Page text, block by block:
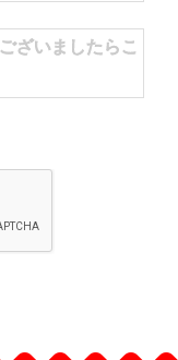
ざいましたらこ